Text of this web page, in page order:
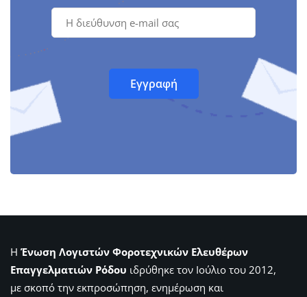
Η Ένωση Λογιστών Φοροτεχνικών Ελευθέρων
Επαγγελματιών Ρόδου ιδρύθηκε τον Ιούλιο του 2012,
με σκοπό την εκπροσώπηση, ενημέρωση και